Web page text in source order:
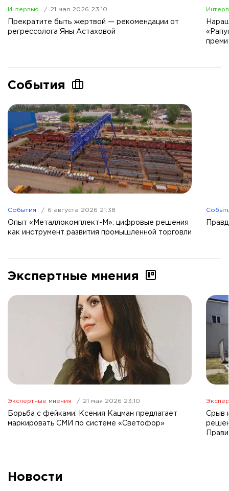
Интервью 21 мая 2026 23:10
Прекратите быть жертвой — рекомендации от
регрессолога Яны Астаховой
События
События 6 августа 2026 21:38
Опыт «Металлокомплект-М»: цифровые решения
как инструмент развития промышленной торговли
Экспертные мнения
Экспертные мнения 21 мая 2026 23:10
Борьба с фейками: Ксения Кацман предлагает
маркировать СМИ по системе «Светофор»
Срыв
Новости